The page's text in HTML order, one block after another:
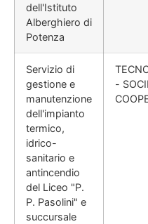
dell'Istituto
Alberghiero di
Potenza
Servizio di
gestione e
manutenzione
dell'impianto
termico,
idrico-
sanitario e
antincendio
del Liceo "P.
P. Pasolini" e
succursale
-